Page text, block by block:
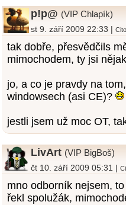
p!p@ (VIP Chlapík)
st 9. září 2009 22:33 |
tak dobře, přesvědčils
mimochodem, ty jsi
jo, a co je pravdy na
windowsech (asi CE)?
jestli jsem už moc OT,
LivArt (VIP BigBoš)
čt 10. září 2009 05:31 |
mno odborník nejsem,
řekl spolužák,